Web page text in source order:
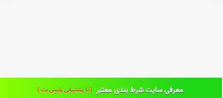
معرفی سایت شرط بندی معتبر ( با پشتیبانی پلیس بت )